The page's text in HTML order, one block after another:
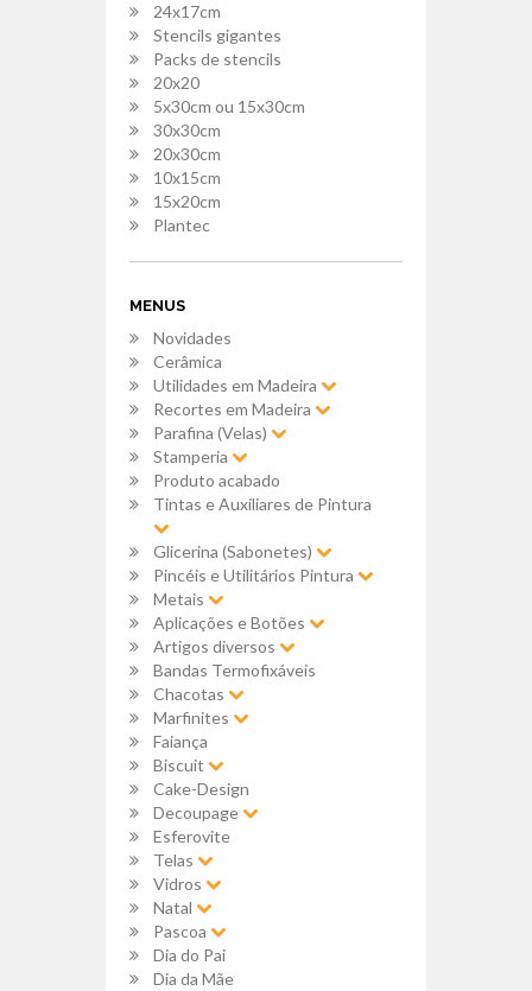
24x17cm
Stencils gigantes
Packs de stencils
20x20
5x30cm ou 15x30cm
30x30cm
20x30cm
10x15cm
15x20cm
Plantec
MENUS
Novidades
Cerâmica
Utilidades em Madeira
Recortes em Madeira
Parafina (Velas)
Stamperia
Produto acabado
Tintas e Auxiliares de Pintura
Glicerina (Sabonetes)
Pincéis e Utilitários Pintura
Metais
Aplicações e Botões
Artigos diversos
Bandas Termofixáveis
Chacotas
Marfinites
Faiança
Biscuit
Cake-Design
Decoupage
Esferovite
Telas
Vidros
Natal
Pascoa
Dia do Pai
Dia da Mãe